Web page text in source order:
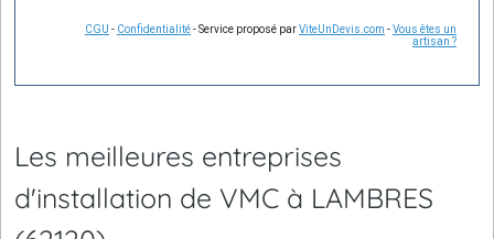
CGU - Confidentialité- Service proposé parViteUnDevis.com -Vous êtes un
artisan ?
Les meilleures entreprises
d'installation de VMC à LAMBRES